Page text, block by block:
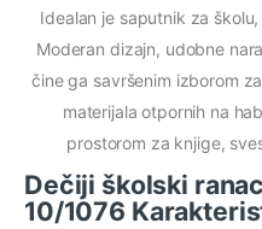
Idealan je saputnik za
Moderan dizajn, udobne
čine ga savršenim izborom
materijala otpornih na
prostorom za knjige,
Dečiji školski
10/1076